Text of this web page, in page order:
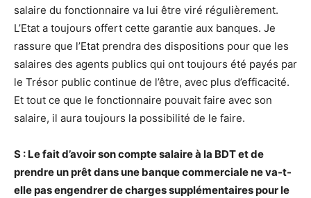
salaire du fonctionnaire va lui être viré régulièrement.
L’Etat a toujours offert cette garantie aux banques. Je
rassure que l’Etat prendra des dispositions pour que les
salaires des agents publics qui ont toujours été payés par
le Trésor public continue de l’être, avec plus d’efficacité.
Et tout ce que le fonctionnaire pouvait faire avec son
salaire, il aura toujours la possibilité de le faire.
S : Le fait d’avoir son compte salaire à la BDT et de
prendre un prêt dans une banque commerciale ne va-t-
elle pas engendrer de charges supplémentaires pour le